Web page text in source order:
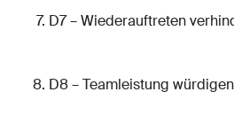
D7 – Wiederauftreten
D8 – Teamleistung